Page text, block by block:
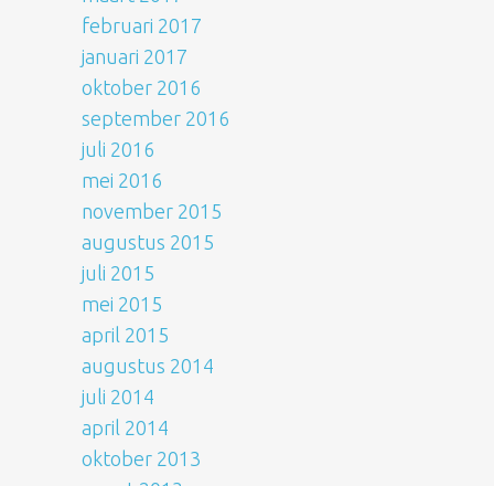
februari 2017
januari 2017
oktober 2016
september 2016
juli 2016
mei 2016
november 2015
augustus 2015
juli 2015
mei 2015
april 2015
augustus 2014
juli 2014
april 2014
oktober 2013